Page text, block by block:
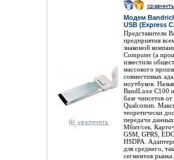
Модем
USB (Express
Представители
предприятия
знакомой
Computer (а
известили
массового
совместимых
ноутбуков.
BandLuxe C100
базе чипсетов
Qualcomm.
теоретически
передачи данных
Мбит/сек.
GSM, GPRS,
HSDPA.
для среднего,
сегментов рынка.